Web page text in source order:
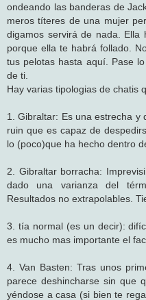
ondeando las banderas de
meros títeres de una mujer
digamos servirá de nada.
porque ella te habrá follado.
tus pelotas hasta aquí. Pase
de ti.
Hay varias tipologias de chatis
1. Gibraltar: Es una estrecha y
ruin que es capaz de
lo (poco)que ha hecho dentro
2. Gibraltar borracha:
dado una varianza del
Resultados no extrapolables.
3. tía normal (es un decir):
es mucho mas importante el
4. Van Basten: Tras unos
parece deshincharse sin que
yéndose a casa (si bien te